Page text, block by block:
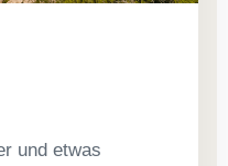
und etwas